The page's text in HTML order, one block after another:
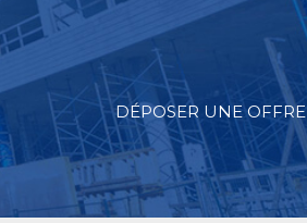
DÉPOSER UNE OFFRE